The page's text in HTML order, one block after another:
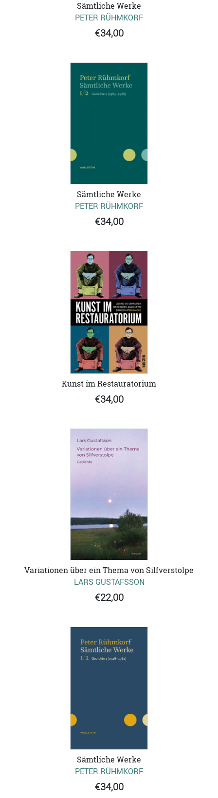
Sämtliche Werke
PETER RÜHMKORF
€34,00
Sämtliche Werke
PETER RÜHMKORF
€34,00
Kunst im Restauratorium
€34,00
Variationen über ein Thema von Silfverstolpe
LARS GUSTAFSSON
€22,00
Sämtliche Werke
PETER RÜHMKORF
€34,00